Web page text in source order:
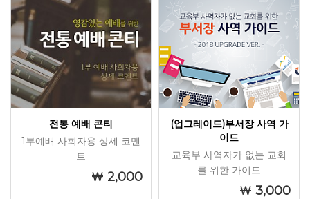
전통 예배 콘티
1부예배 사회자용 상세 코멘
트
2,000
(업그레이드)부서장 사역 가
이드
교육부 사역자가 없는 교회
를 위한 가이드
3,000